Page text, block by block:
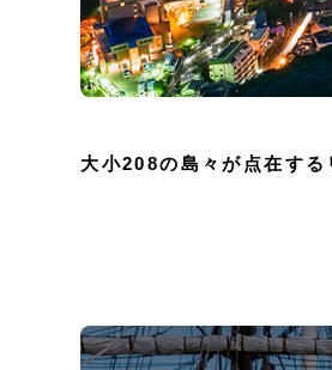
大小208の島々が点在する